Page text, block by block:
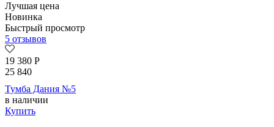
Лучшая цена
Новинка
Быстрый просмотр
5 отзывов
19 380 Р
25 840
Тумба Дания №5
в наличии
Купить